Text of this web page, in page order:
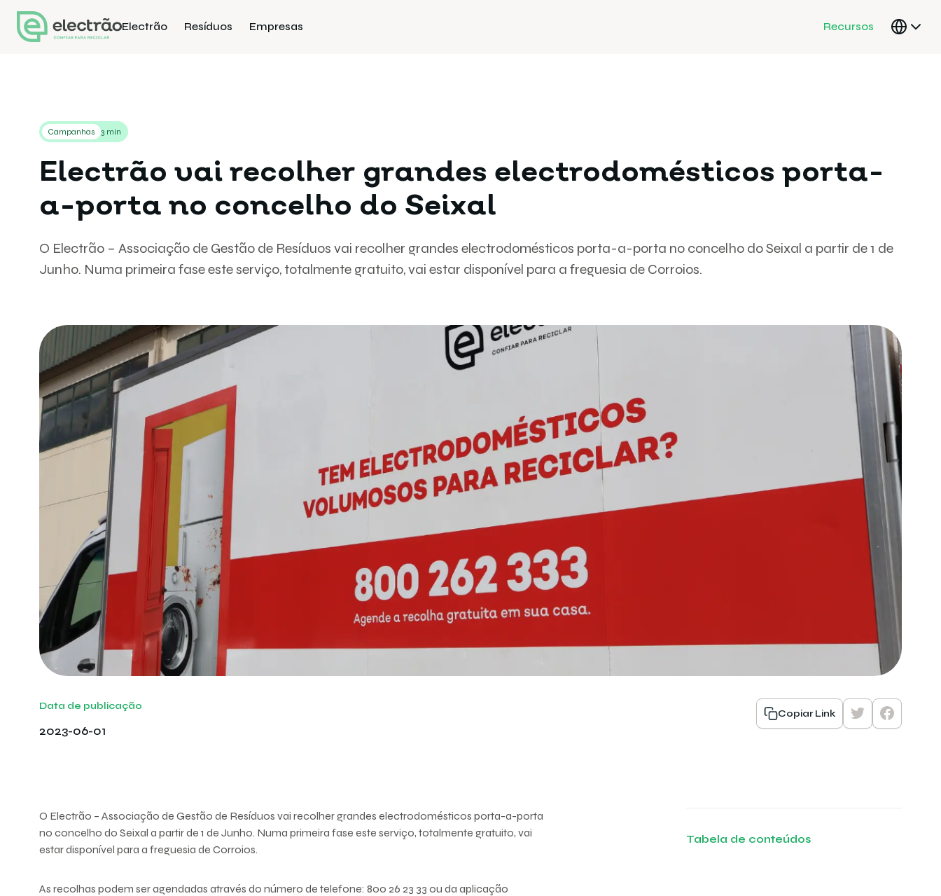
Electrão Resíduos Empresas Recursos
Campanhas 3 min
Electrão vai recolher grandes electrodomésticos porta-
a-porta no concelho do Seixal
O Electrão – Associação de Gestão de Resíduos vai recolher grandes electrodomésticos porta-a-porta no concelho do Seixal a partir de 1 de
Junho. Numa primeira fase este serviço, totalmente gratuito, vai estar disponível para a freguesia de Corroios.
Data de publicação
2023-06-01
Copiar Link
O Electrão – Associação de Gestão de Resíduos vai recolher grandes electrodomésticos porta-a-porta
no concelho do Seixal a partir de 1 de Junho. Numa primeira fase este serviço, totalmente gratuito, vai
estar disponível para a freguesia de Corroios.
As recolhas podem ser agendadas através do número de telefone: 800 26 23 33 ou da aplicação
Tabela de conteúdos